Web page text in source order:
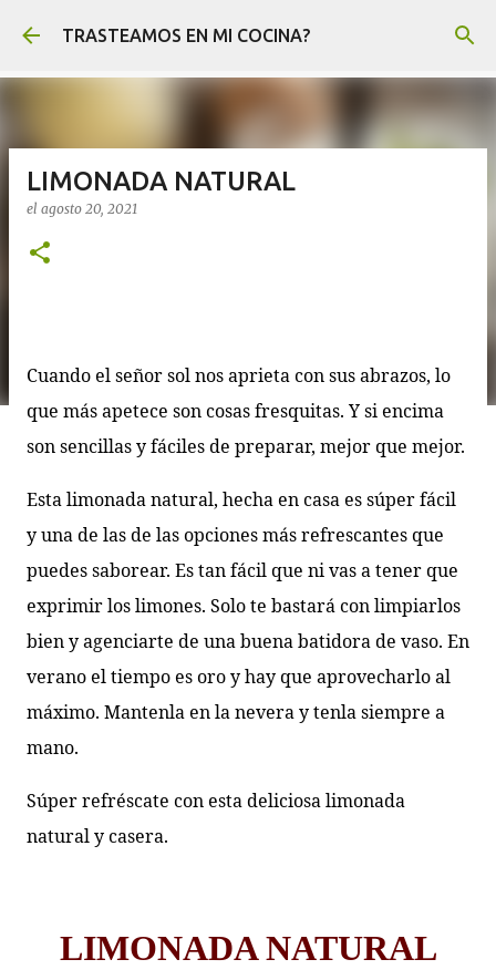
Ir al contenido principal
TRASTEAMOS EN MI COCINA?
LIMONADA NATURAL
el agosto 20, 2021
Cuando el señor sol nos aprieta con sus abrazos, lo
que más apetece son cosas fresquitas. Y si encima
son sencillas y fáciles de preparar, mejor que mejor.
Esta limonada natural, hecha en casa es súper fácil
y una de las de las opciones más refrescantes que
puedes saborear. Es tan fácil que ni vas a tener que
exprimir los limones. Solo te bastará con limpiarlos
bien y agenciarte de una buena batidora de vaso. En
verano el tiempo es oro y hay que aprovecharlo al
máximo. Mantenla en la nevera y tenla siempre a
mano.
Súper refréscate con esta deliciosa limonada
natural y casera.
LIMONADA NATURAL